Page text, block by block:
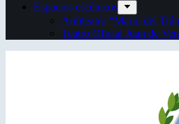
Espacios escénicos
Anfiteatro “Mario del
Teatro Oficial Juan de